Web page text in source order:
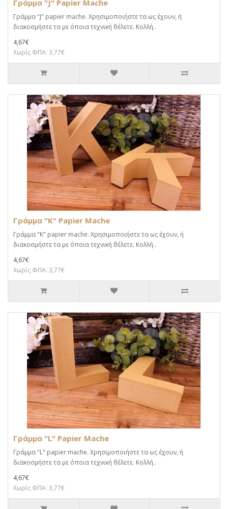
Γράμμα "J" Papier Mache
Γράμμα "J" papier mache. Xρησιμοποιήστε τα ως έχουν, ή
διακοσμήστε τα με όποια τεχνική θέλετε. Κολλή..
4,67€
Χωρίς ΦΠΑ: 3,77€
Γράμμα "K" Papier Mache
Γράμμα "K" papier mache. Xρησιμοποιήστε τα ως έχουν, ή
διακοσμήστε τα με όποια τεχνική θέλετε. Κολλή..
4,67€
Χωρίς ΦΠΑ: 3,77€
Γράμμα "L" Papier Mache
Γράμμα "L" papier mache. Xρησιμοποιήστε τα ως έχουν, ή
διακοσμήστε τα με όποια τεχνική θέλετε. Κολλή..
4,67€
Χωρίς ΦΠΑ: 3,77€